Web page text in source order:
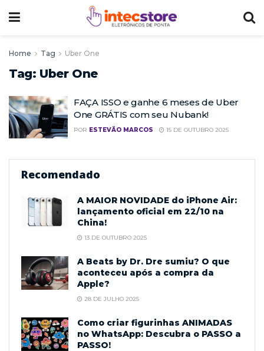
Home Tag Uber One
Tag: Uber One
FAÇA ISSO e ganhe 6 meses de Uber
One GRÁTIS com seu Nubank!
POR ESTEVÃO MARCOS 15 DE OUTUBRO 2025
Recomendado
A MAIOR NOVIDADE do iPhone Air:
lançamento oficial em 22/10 na
China!
13 DE OUTUBRO 2025
A Beats by Dr. Dre sumiu? O que
aconteceu após a compra da
Apple?
28 DE JULHO 2025
Como criar figurinhas ANIMADAS
no WhatsApp: Descubra o PASSO a
PASSO!